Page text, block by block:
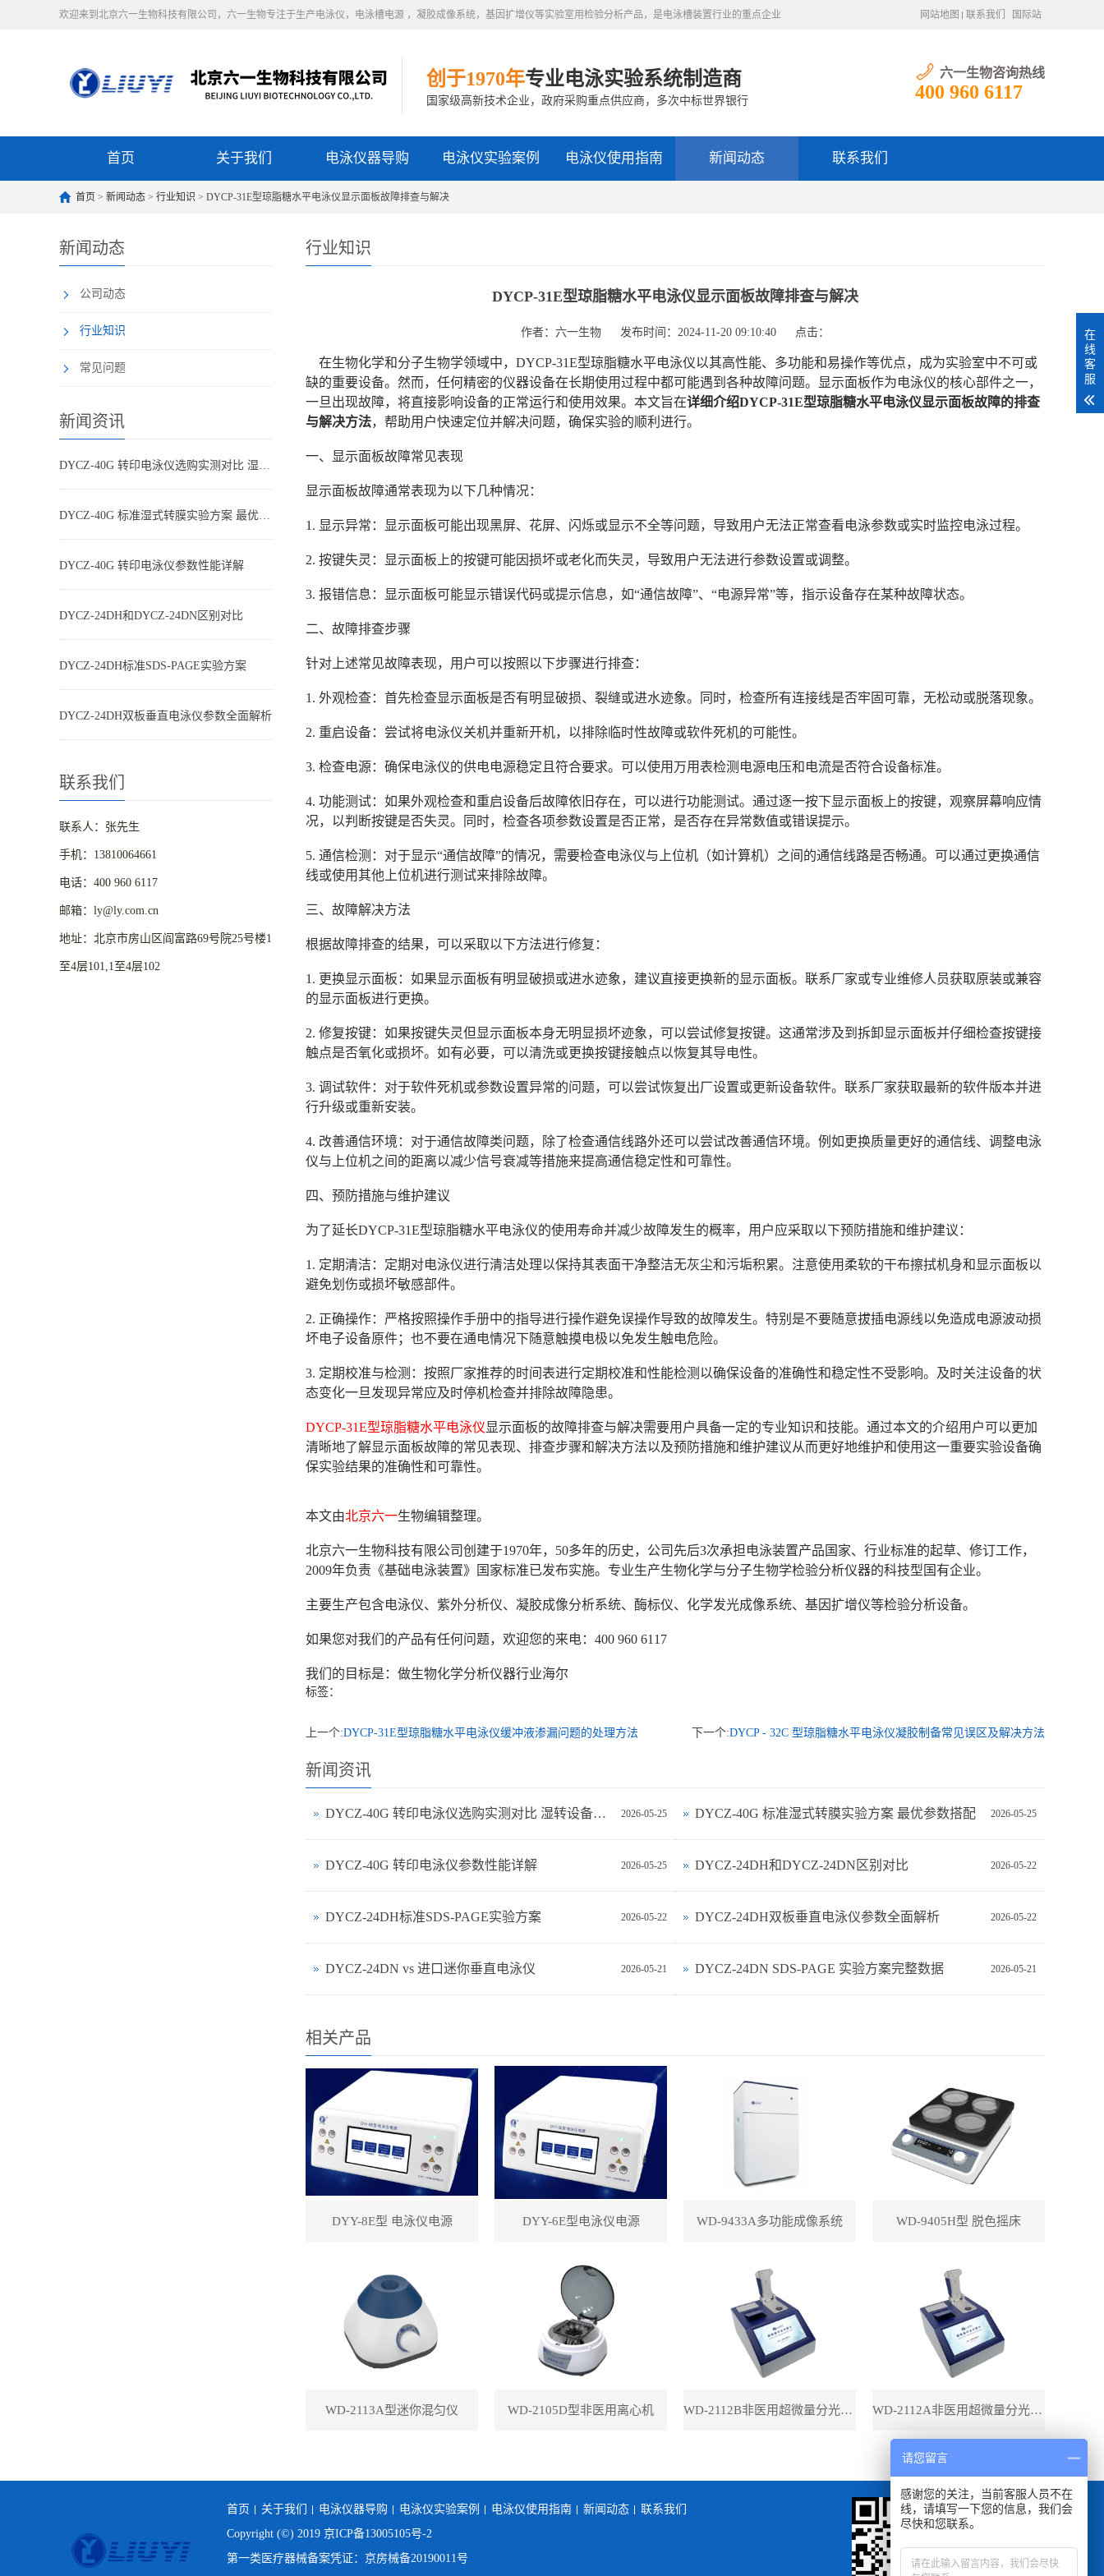
欢迎来到北京六一生物科技有限公司，六一生物专注于生产电泳仪，电泳槽电源 ，凝胶成像系统，基因扩增仪等实验室用检验分析产品，是电泳槽装置行业的重点企业 网站地图 联系我们 国际站
创于1970年专业电泳实验系统制造商
国家级高新技术企业，政府采购重点供应商，多次中标世界银行
六一生物咨询热线
400 960 6117
首页 关于我们 电泳仪器导购 电泳仪实验案例 电泳仪使用指南 新闻动态 联系我们
首页 > 新闻动态 > 行业知识 > DYCP-31E型琼脂糖水平电泳仪显示面板故障排查与解决
新闻动态
公司动态
行业知识
常见问题
新闻资讯
DYCZ-40G 转印电泳仪选购实测对比 湿转设备怎么选不踩坑
DYCZ-40G 标准湿式转膜实验方案 最优参数搭配
DYCZ-40G 转印电泳仪参数性能详解
DYCZ-24DH和DYCZ-24DN区别对比
DYCZ-24DH标准SDS-PAGE实验方案
DYCZ-24DH双板垂直电泳仪参数全面解析
联系我们
联系人：张先生
手机：13810064661
电话：400 960 6117
邮箱：ly@ly.com.cn
地址：北京市房山区阎富路69号院25号楼1
至4层101,1至4层102
行业知识
DYCP-31E型琼脂糖水平电泳仪显示面板故障排查与解决
作者：六一生物 发布时间：2024-11-20 09:10:40 点击：
在生物化学和分子生物学领域中，DYCP-31E型琼脂糖水平电泳仪以其高性能、多功能和易操作等优点，成为实验室中不可或
缺的重要设备。然而，任何精密的仪器设备在长期使用过程中都可能遇到各种故障问题。显示面板作为电泳仪的核心部件之一，
一旦出现故障，将直接影响设备的正常运行和使用效果。本文旨在详细介绍DYCP-31E型琼脂糖水平电泳仪显示面板故障的排查
与解决方法，帮助用户快速定位并解决问题，确保实验的顺利进行。
一、显示面板故障常见表现
显示面板故障通常表现为以下几种情况：
1. 显示异常：显示面板可能出现黑屏、花屏、闪烁或显示不全等问题，导致用户无法正常查看电泳参数或实时监控电泳过程。
2. 按键失灵：显示面板上的按键可能因损坏或老化而失灵，导致用户无法进行参数设置或调整。
3. 报错信息：显示面板可能显示错误代码或提示信息，如“通信故障”、“电源异常”等，指示设备存在某种故障状态。
二、故障排查步骤
针对上述常见故障表现，用户可以按照以下步骤进行排查：
1. 外观检查：首先检查显示面板是否有明显破损、裂缝或进水迹象。同时，检查所有连接线是否牢固可靠，无松动或脱落现象。
2. 重启设备：尝试将电泳仪关机并重新开机，以排除临时性故障或软件死机的可能性。
3. 检查电源：确保电泳仪的供电电源稳定且符合要求。可以使用万用表检测电源电压和电流是否符合设备标准。
4. 功能测试：如果外观检查和重启设备后故障依旧存在，可以进行功能测试。通过逐一按下显示面板上的按键，观察屏幕响应情
况，以判断按键是否失灵。同时，检查各项参数设置是否正常，是否存在异常数值或错误提示。
5. 通信检测：对于显示“通信故障”的情况，需要检查电泳仪与上位机（如计算机）之间的通信线路是否畅通。可以通过更换通信
线或使用其他上位机进行测试来排除故障。
三、故障解决方法
根据故障排查的结果，可以采取以下方法进行修复：
1. 更换显示面板：如果显示面板有明显破损或进水迹象，建议直接更换新的显示面板。联系厂家或专业维修人员获取原装或兼容
的显示面板进行更换。
2. 修复按键：如果按键失灵但显示面板本身无明显损坏迹象，可以尝试修复按键。这通常涉及到拆卸显示面板并仔细检查按键接
触点是否氧化或损坏。如有必要，可以清洗或更换按键接触点以恢复其导电性。
3. 调试软件：对于软件死机或参数设置异常的问题，可以尝试恢复出厂设置或更新设备软件。联系厂家获取最新的软件版本并进
行升级或重新安装。
4. 改善通信环境：对于通信故障类问题，除了检查通信线路外还可以尝试改善通信环境。例如更换质量更好的通信线、调整电泳
仪与上位机之间的距离以减少信号衰减等措施来提高通信稳定性和可靠性。
四、预防措施与维护建议
为了延长DYCP-31E型琼脂糖水平电泳仪的使用寿命并减少故障发生的概率，用户应采取以下预防措施和维护建议：
1. 定期清洁：定期对电泳仪进行清洁处理以保持其表面干净整洁无灰尘和污垢积累。注意使用柔软的干布擦拭机身和显示面板以
避免划伤或损坏敏感部件。
2. 正确操作：严格按照操作手册中的指导进行操作避免误操作导致的故障发生。特别是不要随意拔插电源线以免造成电源波动损
坏电子设备原件；也不要在通电情况下随意触摸电极以免发生触电危险。
3. 定期校准与检测：按照厂家推荐的时间表进行定期校准和性能检测以确保设备的准确性和稳定性不受影响。及时关注设备的状
态变化一旦发现异常应及时停机检查并排除故障隐患。
DYCP-31E型琼脂糖水平电泳仪显示面板的故障排查与解决需要用户具备一定的专业知识和技能。通过本文的介绍用户可以更加
清晰地了解显示面板故障的常见表现、排查步骤和解决方法以及预防措施和维护建议从而更好地维护和使用这一重要实验设备确
保实验结果的准确性和可靠性。
本文由北京六一生物编辑整理。
北京六一生物科技有限公司创建于1970年，50多年的历史，公司先后3次承担电泳装置产品国家、行业标准的起草、修订工作，
2009年负责《基础电泳装置》国家标准已发布实施。专业生产生物化学与分子生物学检验分析仪器的科技型国有企业。
主要生产包含电泳仪、紫外分析仪、凝胶成像分析系统、酶标仪、化学发光成像系统、基因扩增仪等检验分析设备。
如果您对我们的产品有任何问题，欢迎您的来电：400 960 6117
我们的目标是：做生物化学分析仪器行业海尔
标签：
上一个:DYCP-31E型琼脂糖水平电泳仪缓冲液渗漏问题的处理方法 下一个:DYCP - 32C 型琼脂糖水平电泳仪凝胶制备常见误区及解决方法
新闻资讯
2026-05-25
DYCZ-40G 转印电泳仪选购实测对比 湿转设备怎么选不踩坑 2026-05-25
DYCZ-40G 标准湿式转膜实验方案 最优参数搭配
2026-05-25
DYCZ-40G 转印电泳仪参数性能详解 2026-05-22
DYCZ-24DH和DYCZ-24DN区别对比
2026-05-22
DYCZ-24DH标准SDS-PAGE实验方案 2026-05-22
DYCZ-24DH双板垂直电泳仪参数全面解析
2026-05-21
DYCZ‑24DN vs 进口迷你垂直电泳仪 2026-05-21
DYCZ‑24DN SDS‑PAGE 实验方案完整数据
相关产品
DYY-8E型 电泳仪电源 DYY-6E型电泳仪电源 WD-9433A多功能成像系统 WD-9405H型 脱色摇床
WD-2113A型迷你混匀仪 WD-2105D型非医用离心机 WD-2112B非医用超微量分光光度计（带荧光） WD-2112A非医用超微量分光光度计（不带荧光）
首页 关于我们 电泳仪器导购 电泳仪实验案例 电泳仪使用指南 新闻动态
联系我们
Copyright (©) 2019 京ICP备13005105号-2
第一类医疗器械备案凭证：京房械备20190011号
手机浏览查看
在
线
客
服
请您留言
感谢您的关注，当前客服人员不在
线，请填写一下您的信息，我们会
尽快和您联系。